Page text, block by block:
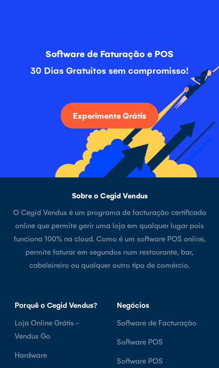
Software de Faturação e POS
30 Dias Gratuitos sem compromisso!
Experimente Grátis
Sobre o Cegid Vendus
O Cegid Vendus é um programa de facturação certificado
online que permite gerir uma loja em qualquer lugar pois
funciona 100% na cloud. Como é um software POS online,
permite faturar em segundos num restaurante, bar,
cabeleireiro ou qualquer outro tipo de comércio.
Porquê o Cegid Vendus?
Loja Online Grátis -
Vendus Go
Hardware
Negócios
Software de Facturação
Software POS
Software POS